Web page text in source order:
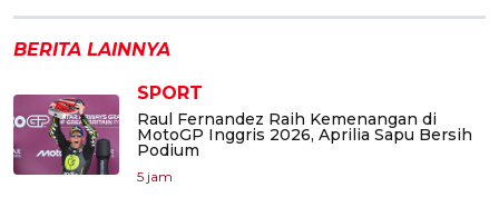
BERITA LAINNYA
SPORT
Raul Fernandez Raih Kemenangan di
MotoGP Inggris 2026, Aprilia Sapu Bersih
Podium
5 jam